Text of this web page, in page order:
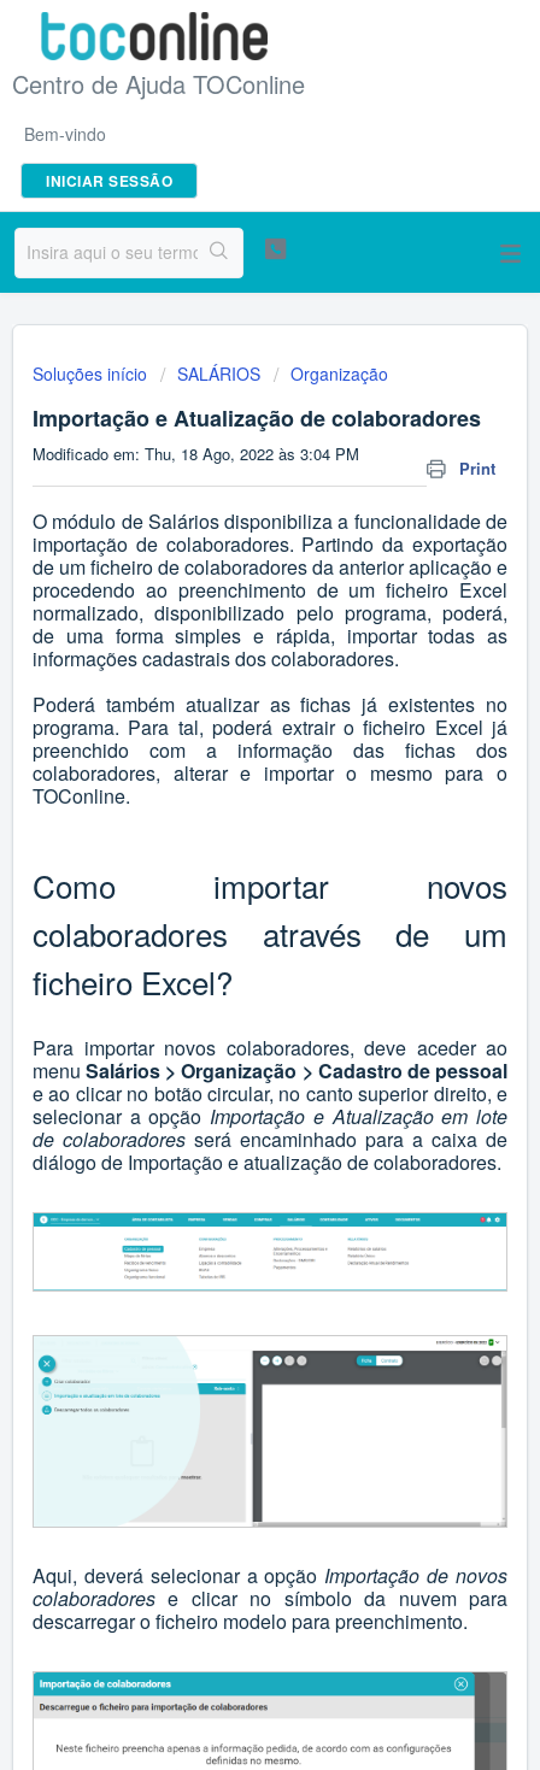
Centro de Ajuda TOConline
Bem-vindo
INICIAR SESSÃO
Soluções início SALÁRIOS Organização
Importação e Atualização de colaboradores
Print
Modificado em: Thu, 18 Ago, 2022 às 3:04 PM
O módulo de Salários disponibiliza a funcionalidade de
importação de colaboradores. Partindo da exportação
de um ficheiro de colaboradores da anterior aplicação e
procedendo ao preenchimento de um ficheiro Excel
normalizado, disponibilizado pelo programa, poderá,
de uma forma simples e rápida, importar todas as
informações cadastrais dos colaboradores.
Poderá também atualizar as fichas já existentes no
programa. Para tal, poderá extrair o ficheiro Excel já
preenchido com a informação das fichas dos
colaboradores, alterar e importar o mesmo para o
TOConline.
Como importar novos
colaboradores através de um
ficheiro Excel?
Para importar novos colaboradores, deve aceder ao
menuSalários > Organização > Cadastro de pessoal
e ao clicar no botão circular, no canto superior direito, e
selecionar a opção Importação e Atualização em lote
de colaboradores será encaminhado para a caixa de
diálogo de Importação e atualização de colaboradores.
Aqui, deverá selecionar a opção Importação de novos
colaboradores e clicar no símbolo da nuvem para
descarregar o ficheiro modelo para preenchimento.